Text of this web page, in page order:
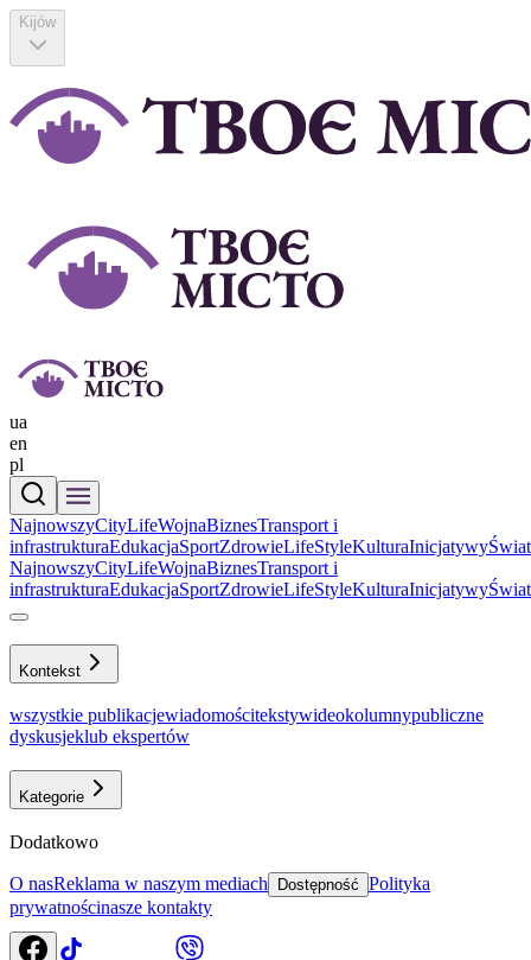
Kijów
ua
en
pl
NajnowszyCityLifeWojnaBiznesTransport i
infrastrukturaЕdukacjaSportZdrowieLifeStyleKulturaInicjatywyŚwiat
NajnowszyCityLifeWojnaBiznesTransport i
infrastrukturaЕdukacjaSportZdrowieLifeStyleKulturaInicjatywyŚwiat
Kontekst
wszystkie publikacjewiadomościtekstywideokolumnypubliczne
dyskusjeklub ekspertów
Kategorie
Dodatkowo
O nasReklama w naszym mediach Dostępność Polityka
prywatnościnasze kontakty